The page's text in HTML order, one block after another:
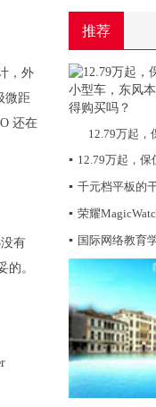
，外
微距
还在
有
的。
推荐
12.79万起，
▪ 12.79万起，
▪ 千元档平板的
▪ 荣耀
▪ 国际网络教育